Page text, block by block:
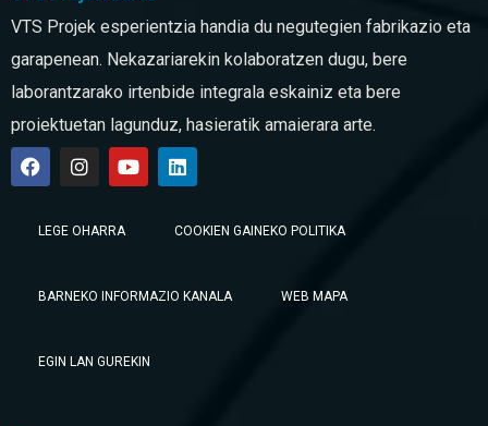
VTS Projek esperientzia handia du negutegien fabrikazio eta
garapenean. Nekazariarekin kolaboratzen dugu, bere
laborantzarako irtenbide integrala eskainiz eta bere
proiektuetan lagunduz, hasieratik amaierara arte.
LEGE OHARRA COOKIEN GAINEKO POLITIKA
BARNEKO INFORMAZIO KANALA WEB MAPA
EGIN LAN GUREKIN